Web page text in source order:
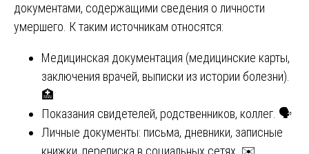
документами, содержащими сведения о личности
умершего. К таким источникам относятся:
Медицинская документация (медицинские карты,
заключения врачей, выписки из истории болезни).
🏥
Показания свидетелей, родственников, коллег. 🗣️
Личные документы: письма, дневники, записные
книжки, переписка в социальных сетях. ✉️